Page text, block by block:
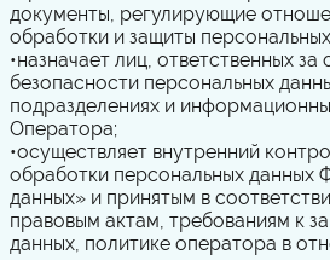
документы, регулирующие
обработки и защиты
•назначает лиц, ответственных за
безопасности персональных
подразделениях и
Оператора;
•осуществляет внутренний
обработки персональных данных
данных» и принятым в
правовым актам, требованиям к
данных, политике оператора в